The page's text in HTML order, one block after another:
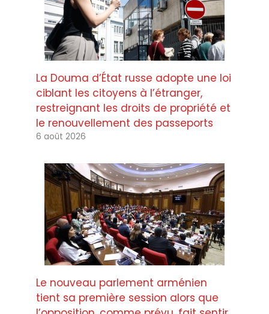
La Douma d’État russe adopte une loi
ciblant les citoyens à l’étranger,
restreignant les droits de propriété et
le renouvellement des passeports
6 août 2026
Le nouveau parlement arménien
tient sa première session alors que